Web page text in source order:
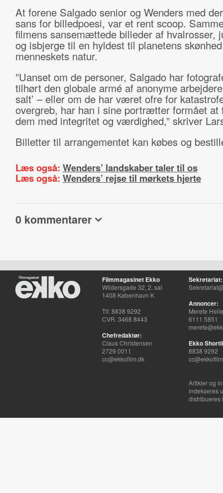
At forene Salgado senior og Wenders med
sans for billedpoesi, var et rent scoop.
filmens sansemættede billeder af hvalrosser,
og isbjerge til en hyldest til planetens
menneskets natur.
”Uanset om de personer, Salgado har
tilhørt den globale armé af anonyme
salt’ – eller om de har været ofre for
overgreb, har han i sine portrætter formået at
dem med integritet og værdighed,” skriver
Billetter til arrangementet kan købes og
Læs også: Wenders’ landskaber taler til os
Læs også: Wenders’ rejse til mørkets hjerte
0 kommentarer
Filmmagasinet Ekko
Wildersgade 32, 2. sal
1408 København K
Tlf. 8838 9292
CVR. 3468 8443
Chefredaktør:
Claus Christensen
2729 0011
cc@ekkofilm.dk
Sekretariat:
Annoncer:
Merete
6111 5851
Ekko
8838 9292
Artikler og
indekseres
distribueres